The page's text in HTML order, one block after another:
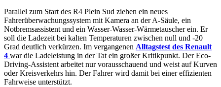
Parallel zum Start des R4 Plein Sud ziehen ein neues
Fahrerüberwachungssystem mit Kamera an der A-Säule, ein
Notbremsassistent und ein Wasser-Wasser-Wärmetauscher ein. Er
soll die Ladezeit bei kalten Temperaturen zwischen null und -20
Grad deutlich verkürzen. Im vergangenen Alltagstest des Renault
4 war die Ladeleistung in der Tat ein großer Kritikpunkt. Der Eco-
Driving-Assistent arbeitet nur vorausschauend und weist auf Kurven
oder Kreisverkehrs hin. Der Fahrer wird damit bei einer effizienten
Fahrweise unterstützt.